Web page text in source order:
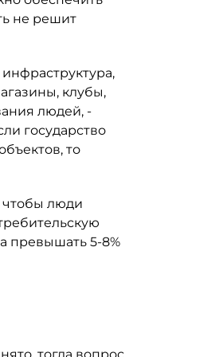
не решит
клубы,
людей, -
государство
то
чтобы люди
превышать 5-8%